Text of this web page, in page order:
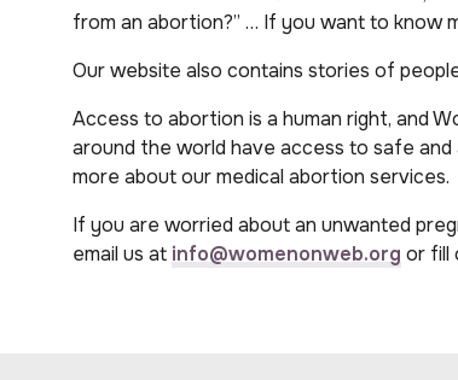
from an abortion?” … If you want to know
Our website also contains stories of
Access to abortion is a human right, and
around the world have access to safe and
more about our medical abortion services.
If you are worried about an unwanted
email us at info@womenonweb.org or fill